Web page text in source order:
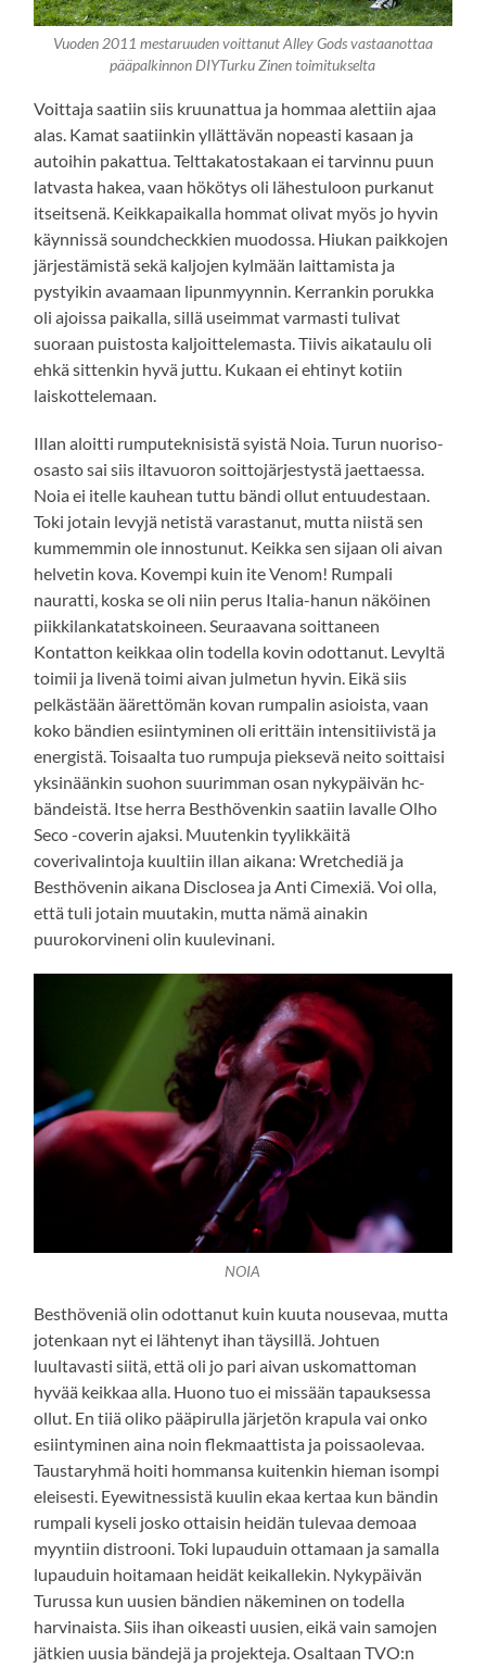
Vuoden 2011 mestaruuden voittanut Alley Gods vastaanottaa
pääpalkinnon DIYTurku Zinen toimitukselta
Voittaja saatiin siis kruunattua ja hommaa alettiin ajaa
alas. Kamat saatiinkin yllättävän nopeasti kasaan ja
autoihin pakattua. Telttakatostakaan ei tarvinnu puun
latvasta hakea, vaan hökötys oli lähestuloon purkanut
itseitsenä. Keikkapaikalla hommat olivat myös jo hyvin
käynnissä soundcheckkien muodossa. Hiukan paikkojen
järjestämistä sekä kaljojen kylmään laittamista ja
pystyikin avaamaan lipunmyynnin. Kerrankin porukka
oli ajoissa paikalla, sillä useimmat varmasti tulivat
suoraan puistosta kaljoittelemasta. Tiivis aikataulu oli
ehkä sittenkin hyvä juttu. Kukaan ei ehtinyt kotiin
laiskottelemaan.
Illan aloitti rumputeknisistä syistä Noia. Turun nuoriso-
osasto sai siis iltavuoron soittojärjestystä jaettaessa.
Noia ei itelle kauhean tuttu bändi ollut entuudestaan.
Toki jotain levyjä netistä varastanut, mutta niistä sen
kummemmin ole innostunut. Keikka sen sijaan oli aivan
helvetin kova. Kovempi kuin ite Venom! Rumpali
nauratti, koska se oli niin perus Italia-hanun näköinen
piikkilankatatskoineen. Seuraavana soittaneen
Kontatton keikkaa olin todella kovin odottanut. Levyltä
toimii ja livenä toimi aivan julmetun hyvin. Eikä siis
pelkästään äärettömän kovan rumpalin asioista, vaan
koko bändien esiintyminen oli erittäin intensitiivistä ja
energistä. Toisaalta tuo rumpuja pieksevä neito soittaisi
yksinäänkin suohon suurimman osan nykypäivän hc-
bändeistä. Itse herra Besthövenkin saatiin lavalle Olho
Seco -coverin ajaksi. Muutenkin tyylikkäitä
coverivalintoja kuultiin illan aikana: Wretchediä ja
Besthövenin aikana Disclosea ja Anti Cimexiä. Voi olla,
että tuli jotain muutakin, mutta nämä ainakin
puurokorvineni olin kuulevinani.
NOIA
Besthöveniä olin odottanut kuin kuuta nousevaa, mutta
jotenkaan nyt ei lähtenyt ihan täysillä. Johtuen
luultavasti siitä, että oli jo pari aivan uskomattoman
hyvää keikkaa alla. Huono tuo ei missään tapauksessa
ollut. En tiiä oliko pääpirulla järjetön krapula vai onko
esiintyminen aina noin flekmaattista ja poissaolevaa.
Taustaryhmä hoiti hommansa kuitenkin hieman isompi
eleisesti. Eyewitnessistä kuulin ekaa kertaa kun bändin
rumpali kyseli josko ottaisin heidän tulevaa demoaa
myyntiin distrooni. Toki lupauduin ottamaan ja samalla
lupauduin hoitamaan heidät keikallekin. Nykypäivän
Turussa kun uusien bändien näkeminen on todella
harvinaista. Siis ihan oikeasti uusien, eikä vain samojen
jätkien uusia bändejä ja projekteja. Osaltaan TVO:n